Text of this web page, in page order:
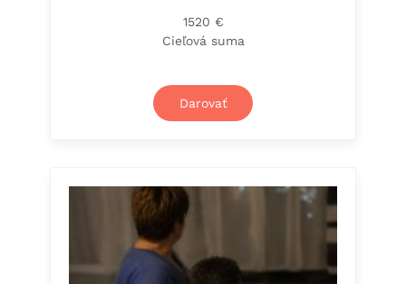
1520 €
Cieľová suma
Darovať